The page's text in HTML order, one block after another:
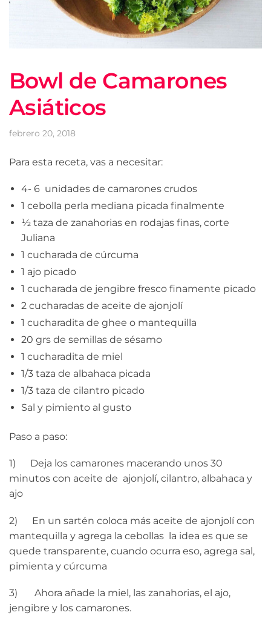
Bowl de Camarones
Asiáticos
febrero 20, 2018
Para esta receta, vas a necesitar:
4- 6 unidades de camarones crudos
1 cebolla perla mediana picada finalmente
½ taza de zanahorias en rodajas finas, corte
Juliana
1 cucharada de cúrcuma
1 ajo picado
1 cucharada de jengibre fresco finamente picado
2 cucharadas de aceite de ajonjolí
1 cucharadita de ghee o mantequilla
20 grs de semillas de sésamo
1 cucharadita de miel
1/3 taza de albahaca picada
1/3 taza de cilantro picado
Sal y pimiento al gusto
Paso a paso:
1) Deja los camarones macerando unos 30
minutos con aceite de ajonjolí, cilantro, albahaca y
ajo
2) En un sartén coloca más aceite de ajonjolí con
mantequilla y agrega la cebollas la idea es que se
quede transparente, cuando ocurra eso, agrega sal,
pimienta y cúrcuma
3) Ahora añade la miel, las zanahorias, el ajo,
jengibre y los camarones.